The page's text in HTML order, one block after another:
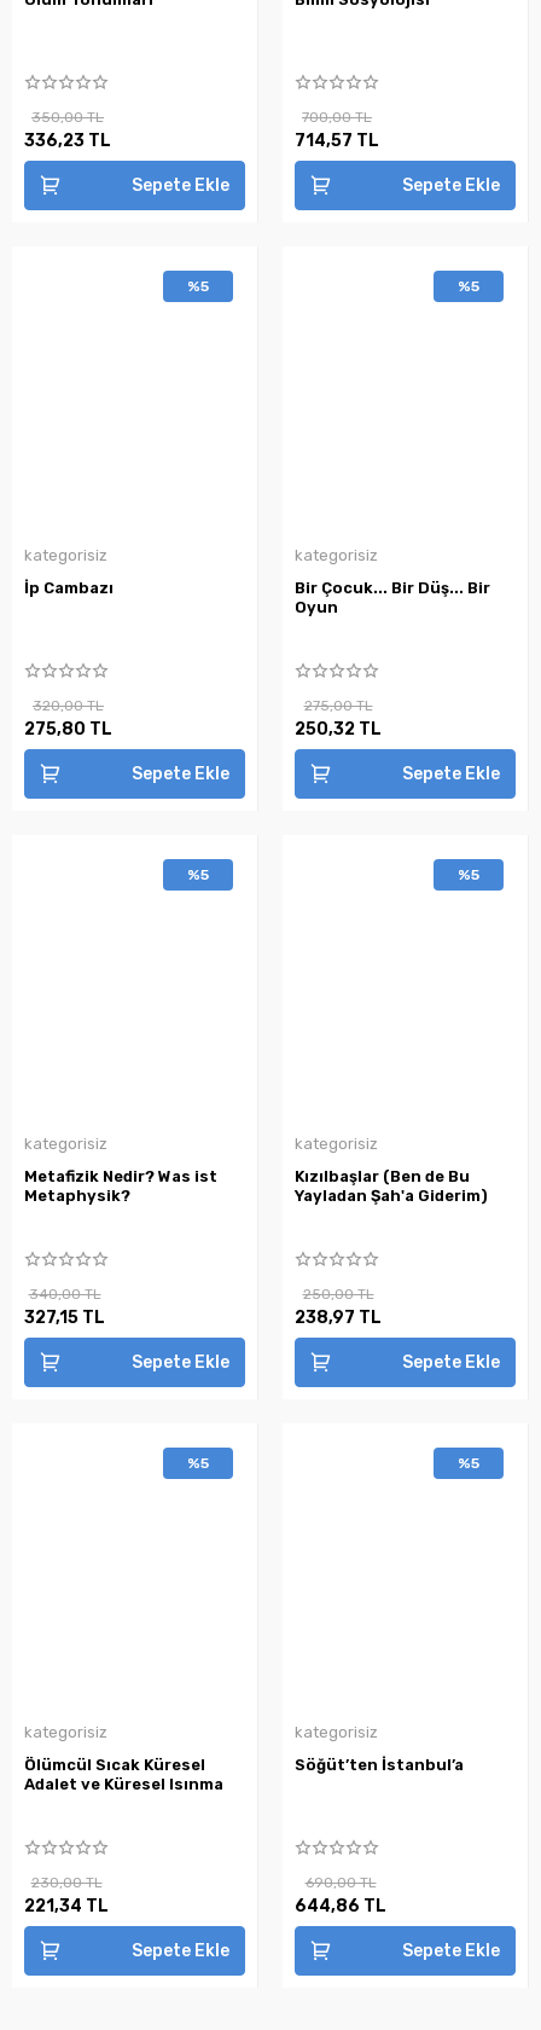
350,00 TL
336,23 TL
Sepete Ekle
700,00 TL
714,57 TL
Sepete Ekle
%5
kategorisiz
İp Cambazı
320,00 TL
275,80 TL
Sepete Ekle
%5
kategorisiz
Bir Çocuk... Bir Düş... Bir
Oyun
275,00 TL
250,32 TL
Sepete Ekle
%5
kategorisiz
Metafizik Nedir? Was ist
Metaphysik?
340,00 TL
327,15 TL
Sepete Ekle
%5
kategorisiz
Kızılbaşlar (Ben de Bu
Yayladan Şah'a Giderim)
250,00 TL
238,97 TL
Sepete Ekle
%5
kategorisiz
Ölümcül Sıcak Küresel
Adalet ve Küresel Isınma
230,00 TL
221,34 TL
Sepete Ekle
%5
kategorisiz
Söğüt’ten İstanbul’a
690,00 TL
644,86 TL
Sepete Ekle